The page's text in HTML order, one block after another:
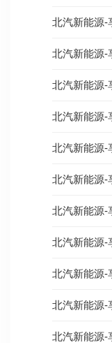
北汽新能源-
北汽新能源-
北汽新能源-
北汽新能源-
北汽新能源-
北汽新能源-
北汽新能源-
北汽新能源-
北汽新能源-
北汽新能源-
北汽新能源-